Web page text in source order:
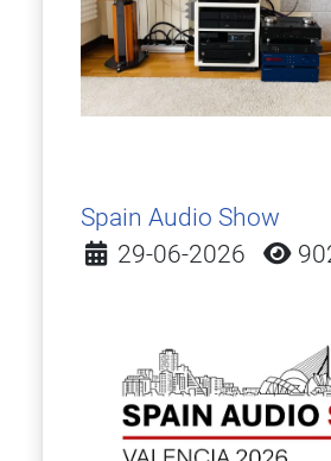
Spain Audio Show
Detalles
29-06-2026